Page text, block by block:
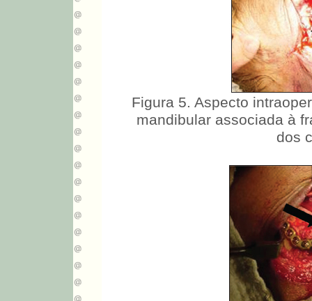
Figura 5. Aspecto
mandibular associada à
dos